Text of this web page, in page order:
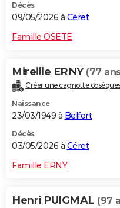
Décès
09/05/2026 à Céret
Famille OSETE
Mireille ERNY (77
Créer une cagnotte
Naissance
23/03/1949 à Belfort
Décès
03/05/2026 à Céret
Famille ERNY
Henri PUIGMAL (97